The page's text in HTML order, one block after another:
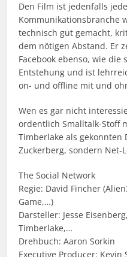
Den Film ist jedenfalls
Kommunikationsbranche
technisch gut gemacht,
dem nötigen Abstand. Er
Facebook ebenso, wie
Entstehung und ist
on- und offline mit und
Wen es gar nicht
ordentlich Smalltalk-Stoff
Timberlake als
Zuckerberg, sondern Net-
The Social Network
Regie: David Fincher
Game,…)
Darsteller: Jesse
Timberlake,…
Drehbuch: Aaron Sorkin
Executive Producer: Kevin